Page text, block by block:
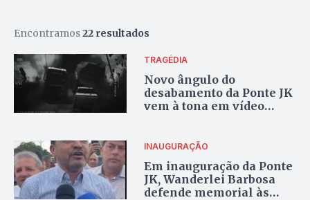
Encontramos22 resultados
TRAGÉDIA
Novo ângulo do
desabamento da Ponte JK
vem à tona em vídeo
INAUGURAÇÃO
Em inauguração da Ponte
JK, Wanderlei Barbosa
defende memorial às